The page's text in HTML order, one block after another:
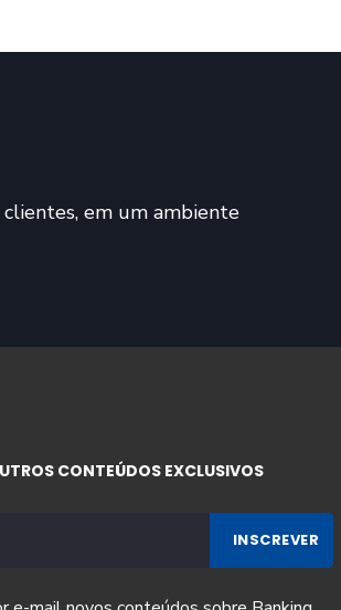
clientes, em um ambiente
CONTEÚDOS EXCLUSIVOS